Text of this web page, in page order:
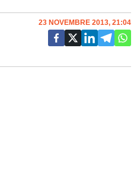
23 NOVEMBRE 2013, 21:04